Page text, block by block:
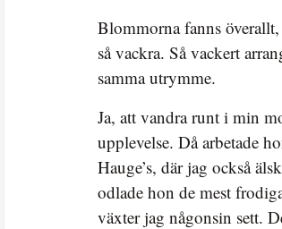
Blommorna fanns
så vackra. Så vackert
samma utrymme.
Ja, att vandra runt i min
upplevelse. Då arbetade
Hauge’s, där jag också
odlade hon de mest
växter jag någonsin sett.